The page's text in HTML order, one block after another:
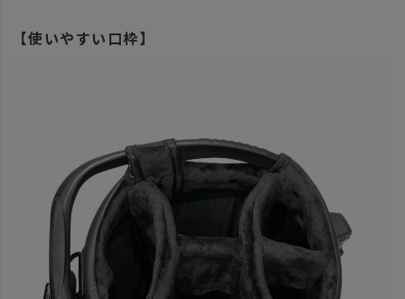
【使いやすい口枠】